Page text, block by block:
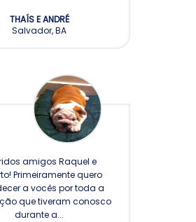
THAÍS E ANDRÉ
Salvador, BA
amigos Raquel e
Primeiramente quero
a vocês por toda a
que tiveram conosco
durante a...